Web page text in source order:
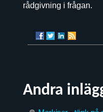
rådgivning i frågan.
Andra